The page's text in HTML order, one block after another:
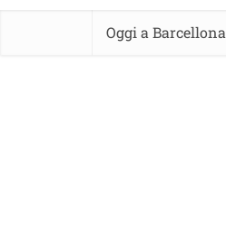
Oggi a Barcellona